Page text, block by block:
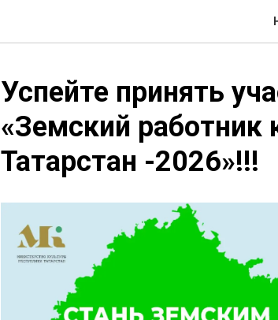
Успейте принять
«Земский работник
Татарстан -2026»!!!